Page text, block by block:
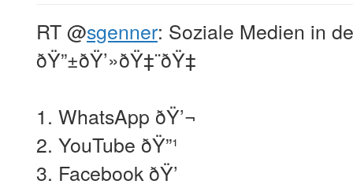
RT@sgenner: Soziale Medien in
ðŸ”±ðŸ’»ðŸ‡¨ðŸ‡­
1. WhatsApp ðŸ’¬
2. YouTube ðŸ”¹
3. Facebook ðŸ’